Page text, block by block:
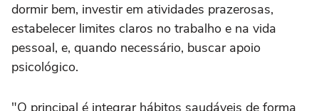
dormir bem, investir em atividades prazerosas,
estabelecer limites claros no trabalho e na vida
pessoal, e, quando necessário, buscar apoio
psicológico.
"O principal é integrar hábitos saudáveis de forma